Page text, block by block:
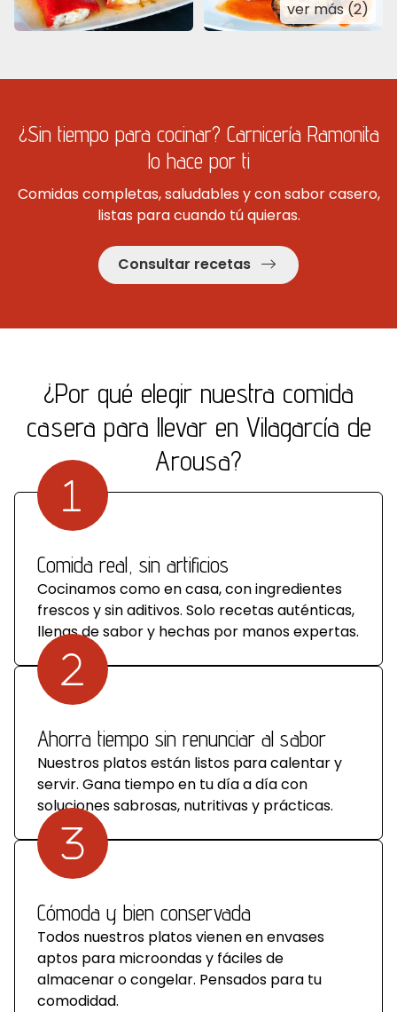
ver más (2)
¿Sin tiempo para cocinar? Carnicería Ramonita
lo hace por ti
Comidas completas, saludables y con sabor casero,
listas para cuando tú quieras.
Consultar recetas
¿Por qué elegir nuestra comida
casera para llevar en Vilagarcía de
Arousa?
Comida real, sin artificios
Cocinamos como en casa, con ingredientes
frescos y sin aditivos. Solo recetas auténticas,
llenas de sabor y hechas por manos expertas.
Ahorra tiempo sin renunciar al sabor
Nuestros platos están listos para calentar y
servir. Gana tiempo en tu día a día con
soluciones sabrosas, nutritivas y prácticas.
Cómoda y bien conservada
Todos nuestros platos vienen en envases
aptos para microondas y fáciles de
almacenar o congelar. Pensados para tu
comodidad.